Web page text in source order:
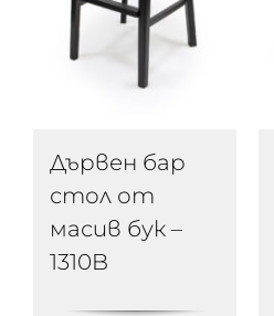
Дървен бар
стол от
масив бук –
1310B